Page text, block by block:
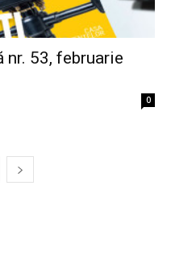
nr. 53, februarie
0